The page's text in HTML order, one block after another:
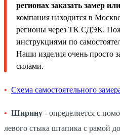
регионах заказать замер
компания находится в
регионы через ТК СДЭК.
инструкциями по
Наши изделия очень просто
силами.
Схема самостоятельного
Ширину - определяется с
левого стыка штапика с рамой